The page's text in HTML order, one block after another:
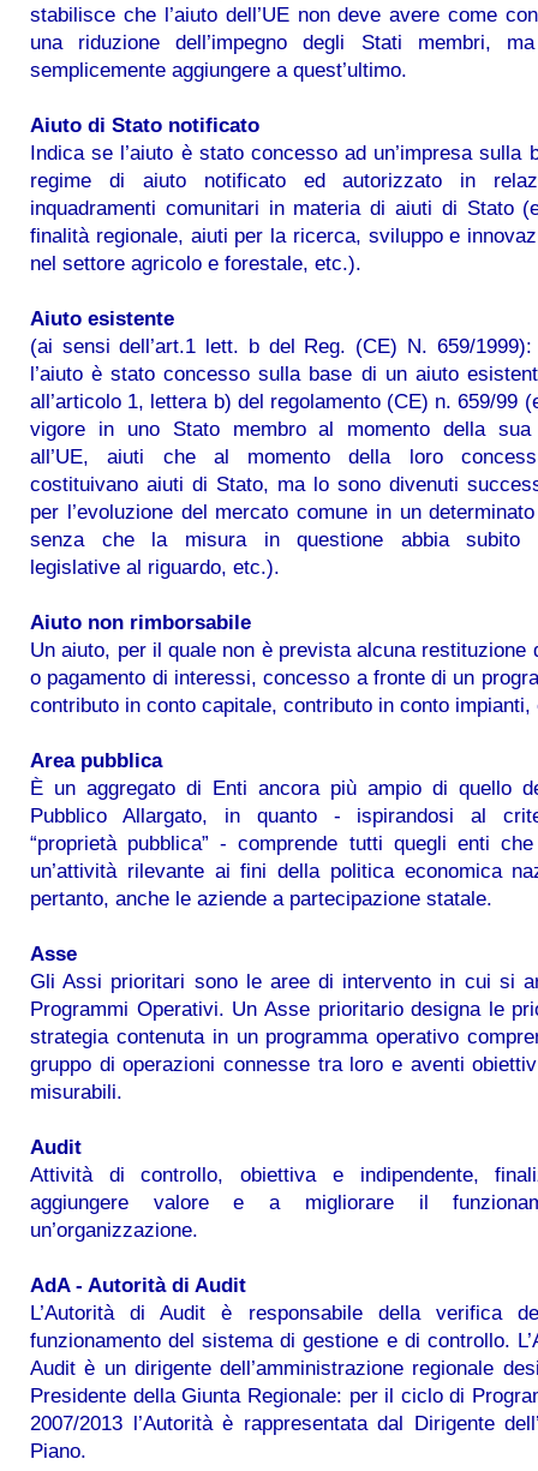
stabilisce che l’aiuto dell’UE non deve avere come
una riduzione dell’impegno degli Stati membri,
semplicemente aggiungere a quest’ultimo.
Aiuto di Stato notificato
Indica se l’aiuto è stato concesso ad un’impresa sulla
regime di aiuto notificato ed autorizzato in
inquadramenti comunitari in materia di aiuti di Stato
finalità regionale, aiuti per la ricerca, sviluppo e
nel settore agricolo e forestale, etc.).
Aiuto esistente
(ai sensi dell’art.1 lett. b del Reg. (CE) N. 659/
l’aiuto è stato concesso sulla base di un aiuto
all’articolo 1, lettera b) del regolamento (CE) n. 659/99
vigore in uno Stato membro al momento della sua
all’UE, aiuti che al momento della loro
costituivano aiuti di Stato, ma lo sono divenuti
per l’evoluzione del mercato comune in un
senza che la misura in questione abbia subito
legislative al riguardo, etc.).
Aiuto non rimborsabile
Un aiuto, per il quale non è prevista alcuna restituzione
o pagamento di interessi, concesso a fronte di un
contributo in conto capitale, contributo in conto impianti,
Area pubblica
È un aggregato di Enti ancora più ampio di quello
Pubblico Allargato, in quanto - ispirandosi al
“proprietà pubblica” - comprende tutti quegli enti
un’attività rilevante ai fini della politica economica
pertanto, anche le aziende a partecipazione statale.
Asse
Gli Assi prioritari sono le aree di intervento in cui si
Programmi Operativi. Un Asse prioritario designa le
strategia contenuta in un programma operativo
gruppo di operazioni connesse tra loro e aventi
misurabili.
Audit
Attività di controllo, obiettiva e indipendente,
aggiungere valore e a migliorare il
un’organizzazione.
AdA - Autorità di Audit
L’Autorità di Audit è responsabile della verifica
funzionamento del sistema di gestione e di controllo.
Audit è un dirigente dell’amministrazione regionale
Presidente della Giunta Regionale: per il ciclo di
2007/2013 l’Autorità è rappresentata dal Dirigente
Piano.